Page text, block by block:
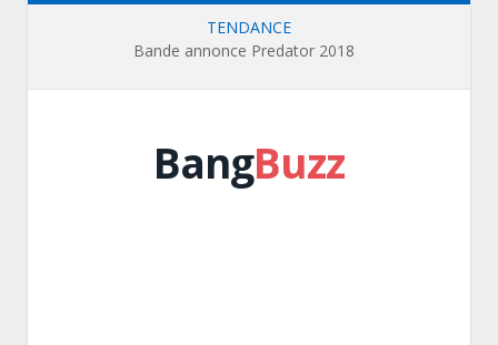
TENDANCE
Bande annonce Predator 2018
BangBuzz